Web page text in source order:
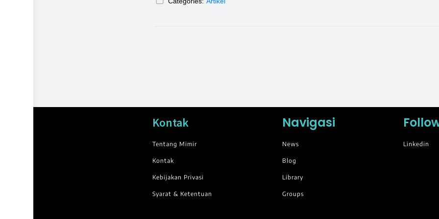
Kontak
Tentang Mimir
Kontak
Kebijakan Privasi
Syarat & Ketentuan
Navigasi
News
Blog
Library
Groups
Linkedin